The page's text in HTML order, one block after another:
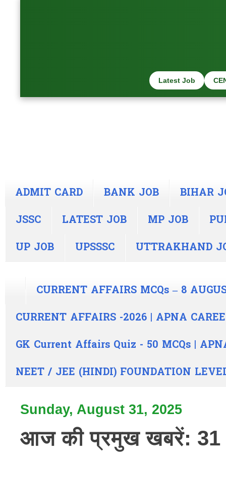
Latest Job
ADMIT CARD BANK JOB
BIHAR
JSSC
LATEST JOB MP JOB
UP JOB
UPSSSC UTTRAKHAND
CURRENT AFFAIRS MCQs – 8
CURRENT AFFAIRS -2026 | APNA
GK Current Affairs Quiz - 50 MCQs |
NEET / JEE (HINDI) FOUNDATION
Sunday, August 31, 2025
आज की प्रमुख खबरें: 31